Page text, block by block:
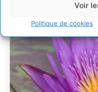
Voir
Politique de cookies